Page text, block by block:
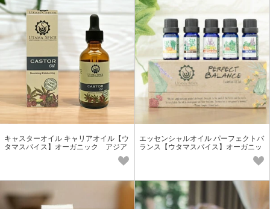
キャスターオイル キャリアオイル【ウ
タマスパイス】オーガニック アジア
エッセンシャルオイル パーフェクトバ
ランス【ウタマスパイス】オーガニッ